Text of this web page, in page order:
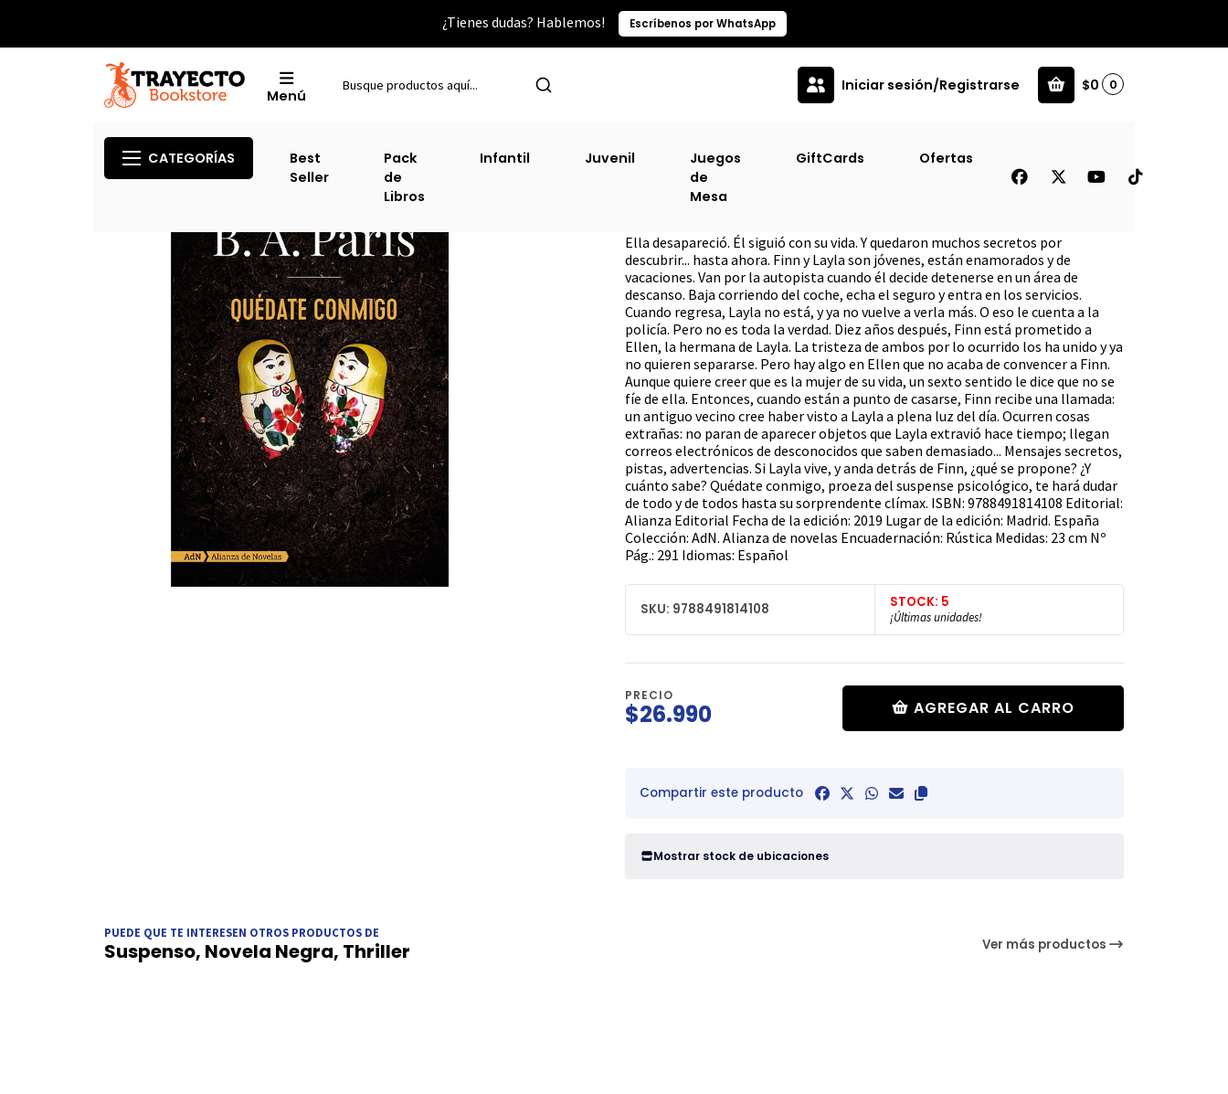
¿Tienes dudas? Hablemos! Escríbenos por WhatsApp
Menú
Iniciar sesión/Registrarse $0 0
CATEGORÍAS
Best
Seller
Pack
de
Libros
Infantil Juvenil
Juegos
de
Mesa
GiftCards Ofertas
Quedate Conmigo
Ella desapareció. Él siguió con su vida. Y quedaron muchos secretos por
descubrir... hasta ahora. Finn y Layla son jóvenes, están enamorados y de
vacaciones. Van por la autopista cuando él decide detenerse en un área de
descanso. Baja corriendo del coche, echa el seguro y entra en los servicios.
Cuando regresa, Layla no está, y ya no vuelve a verla más. O eso le cuenta a la
policía. Pero no es toda la verdad. Diez años después, Finn está prometido a
Ellen, la hermana de Layla. La tristeza de ambos por lo ocurrido los ha unido y ya
no quieren separarse. Pero hay algo en Ellen que no acaba de convencer a Finn.
Aunque quiere creer que es la mujer de su vida, un sexto sentido le dice que no se
fíe de ella. Entonces, cuando están a punto de casarse, Finn recibe una llamada:
un antiguo vecino cree haber visto a Layla a plena luz del día. Ocurren cosas
extrañas: no paran de aparecer objetos que Layla extravió hace tiempo; llegan
correos electrónicos de desconocidos que saben demasiado... Mensajes secretos,
pistas, advertencias. Si Layla vive, y anda detrás de Finn, ¿qué se propone? ¿Y
cuánto sabe? Quédate conmigo, proeza del suspense psicológico, te hará dudar
de todo y de todos hasta su sorprendente clímax. ISBN: 9788491814108 Editorial:
Alianza Editorial Fecha de la edición: 2019 Lugar de la edición: Madrid. España
Colección: AdN. Alianza de novelas Encuadernación: Rústica Medidas: 23 cm Nº
Pág.: 291 Idiomas: Español
SKU: 9788491814108 STOCK: 5
¡Últimas unidades!
PRECIO
$26.990 AGREGAR AL CARRO
Compartir este producto
Mostrar stock de ubicaciones
PUEDE QUE TE INTERESEN OTROS PRODUCTOS DE
Suspenso, Novela Negra, Thriller Ver más productos